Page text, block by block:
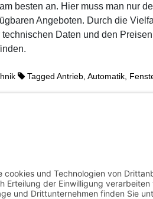
besten an. Hier muss man nur
Angeboten. Durch die
Daten und den
TaggedAntrieb ,Automatik